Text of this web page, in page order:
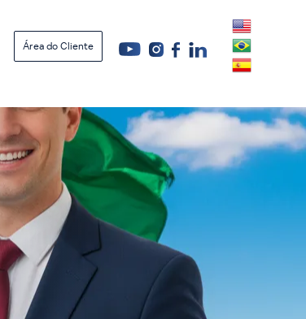
Área do Cliente